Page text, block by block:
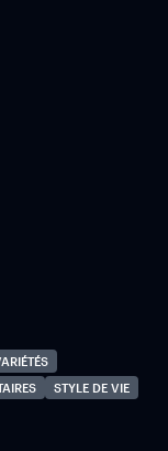
STYLE DE VIE